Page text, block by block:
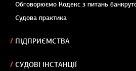
Обговорюємо Кодекс з питань
Судова практика
ПІДПРИЄМСТВА
СУДОВІ ІНСТАНЦІЇ